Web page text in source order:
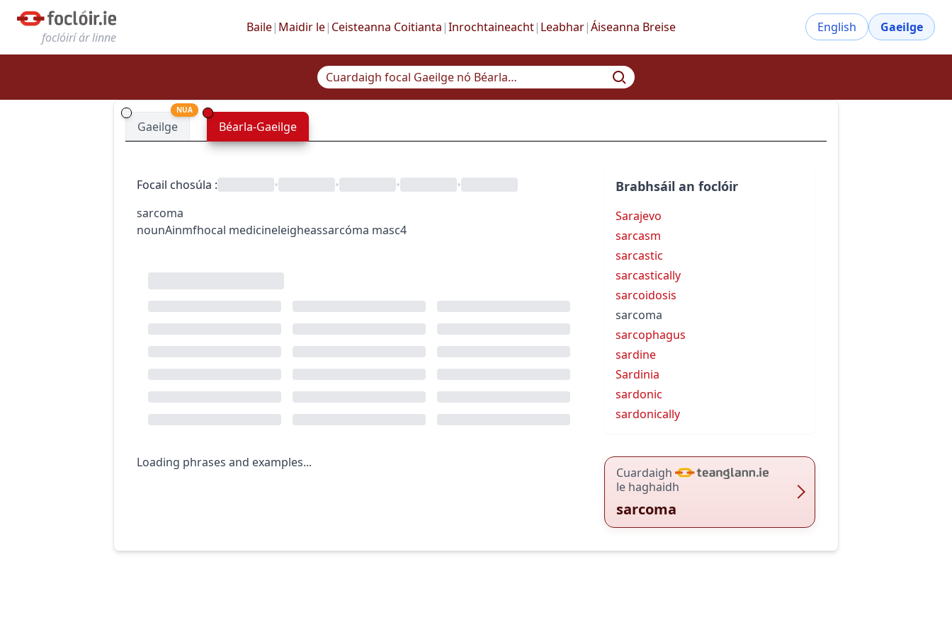
foclóirí ár linne
Baile| Maidir le| Ceisteanna Coitianta |Inrochtaineacht| Leabhar|Áiseanna Breise English Gaeilge
Gaeilge
NUA
Béarla-Gaeilge
Focail chosúla : • • •
•
sarcoma
nounAinmfhocal medicineleigheassarcóma masc4
Loading phrases and examples...
Brabhsáil an foclóir
Sarajevo
sarcasm
sarcastic
sarcastically
sarcoidosis
sarcoma
sarcophagus
sardine
Sardinia
sardonic
sardonically
Cuardaigh
le haghaidh
sarcoma